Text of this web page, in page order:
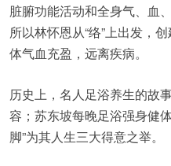
脏腑功能活动和全身气、血
所以林怀恩从“络”上出发，
体气血充盈，远离疾病。
历史上，名人足浴养生的故
容；苏东坡每晚足浴强身健
脚”为其人生三大得意之举。